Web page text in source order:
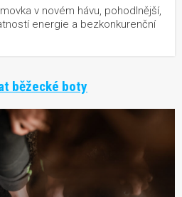
v novém hávu, pohodlnější,
energie a bezkonkurenční
běžecké boty